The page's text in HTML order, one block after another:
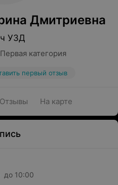
Дмитриевна
УЗД
категория
первый отзыв
Отзывы На карте
до 10:00